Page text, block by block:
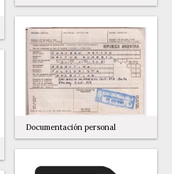
Documentación personal